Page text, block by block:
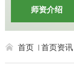
师资介绍
首页 首页资讯